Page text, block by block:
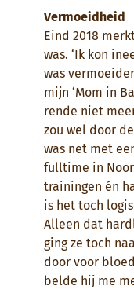
Vermoeidheid
Eind 2018
was. ‘Ik kon
was
mijn ‘Mom in
rende niet
zou wel door
was net met
fulltime in
trainingen én
is het toch
Alleen dat
ging ze toch
door voor
belde hij me